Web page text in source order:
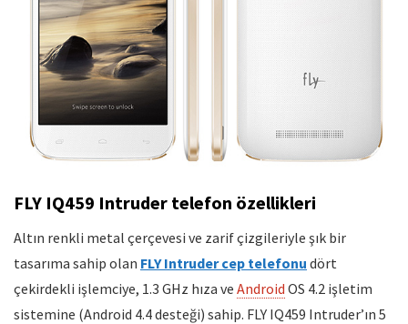
FLY IQ459 Intruder telefon özellikleri
Altın renkli metal çerçevesi ve zarif çizgileriyle şık bir
tasarıma sahip olan FLY Intruder cep telefonu dört
çekirdekli işlemciye, 1.3 GHz hıza ve Android OS 4.2 işletim
sistemine (Android 4.4 desteği) sahip. FLY IQ459 Intruder’ın 5